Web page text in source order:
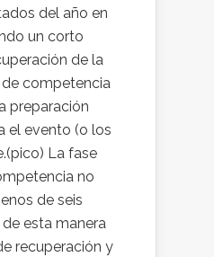
del año en
un corto
de la
competencia
preparación
el evento (o los
La fase
no
de seis
esta manera
recuperación y